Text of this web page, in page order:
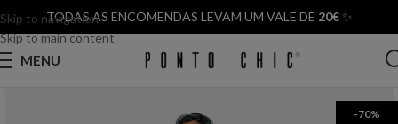
Skip to navigation
Skip to main content
TODAS AS ENCOMENDAS LEVAM UM VALE DE 20€✨
MENU
-70%